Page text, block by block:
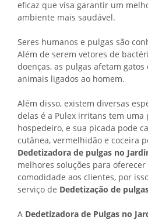
eficaz que visa garantir um
ambiente mais saudável.
Seres humanos e pulgas são
Além de serem vetores de
doenças, as pulgas afetam
animais ligados ao homem.
Além disso, existem diversas
delas é a Pulex irritans tem uma
hospedeiro, e sua picada pode
cutânea, vermelhidão e coceira
Dedetizadora de pulgas no
melhores soluções para
comodidade aos clientes, por
serviço de Dedetização de
A Dedetizadora de Pulgas no